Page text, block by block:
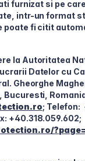
furnizat si pe
intr-un format
poate fi citit
la Autoritatea
Datelor cu
Gheorghe
Bucuresti,
; Telefon:
+40.318.059.602;